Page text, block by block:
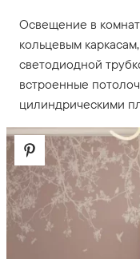
Освещение в
кольцевым
светодиодной
встроенные
цилиндрическими